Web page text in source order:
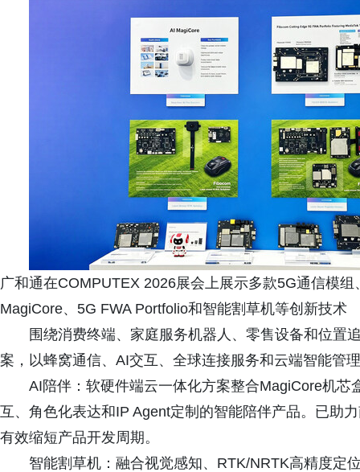
广和通在COMPUTEX 2026展会上展示多款5G通信模
MagiCore、5G FWA Portfolio和智能割草机等创新技术
围绕消费终端、家庭服务机器人、零售设备和位置
案，以蜂窝通信、AI交互、全球连接服务和云端智能管
AI陪伴：软硬件端云一体化方案整合MagiCore机
互、角色化表达和IP Agent定制的智能陪伴产品。已助
有效缩短产品开发周期。
智能割草机：融合视觉感知、RTK/NRTK高精度定